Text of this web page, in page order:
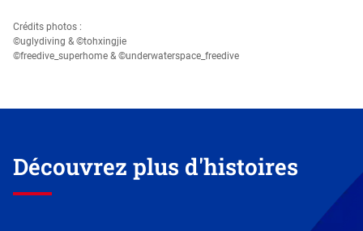
Crédits photos :
©uglydiving & ©tohxingjie
©freedive_superhome & ©underwaterspace_freedive
Découvrez plus d'histoires